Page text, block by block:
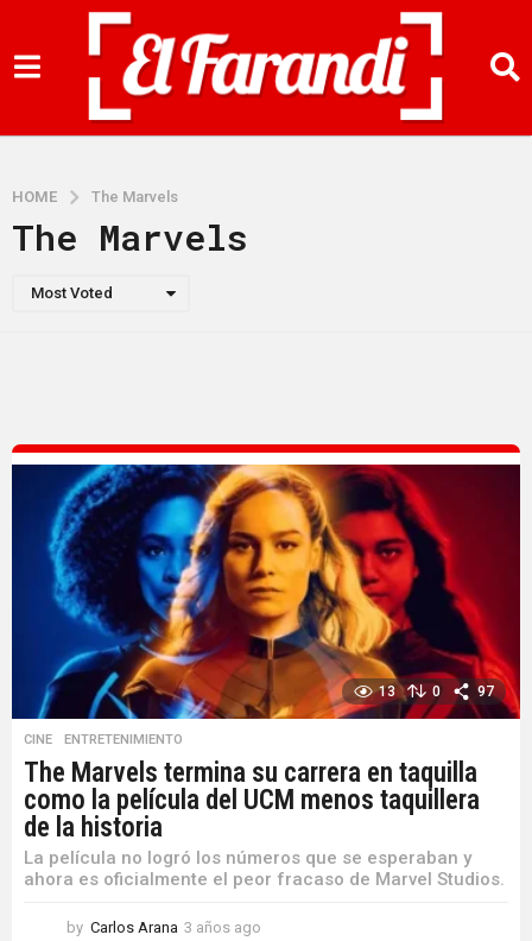
HOME The Marvels
The Marvels
Most Voted
13 0 97
CINE ,ENTRETENIMIENTO
The Marvels termina su carrera en taquilla
como la película del UCM menos taquillera
de la historia
La película no logró los números que se esperaban y
ahora es oficialmente el peor fracaso de Marvel Studios.
by Carlos Arana 3 años ago